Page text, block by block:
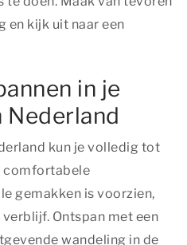
en kijk uit naar een
in je
Nederland
kun je volledig tot
comfortabele
gemakken is voorzien,
Ontspan met een
wandeling in de